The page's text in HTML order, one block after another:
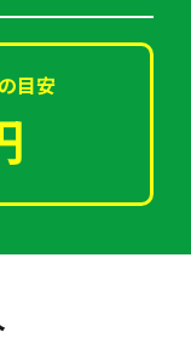
目安